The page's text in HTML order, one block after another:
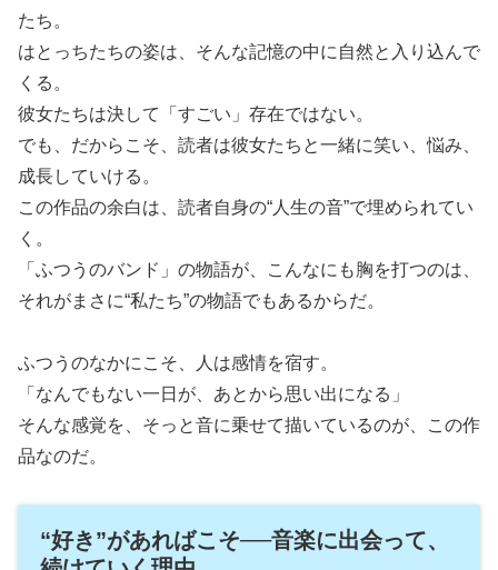
たち。
はとっちたちの姿は、そんな記憶の中に自然と入り込んで
くる。
彼女たちは決して「すごい」存在ではない。
でも、だからこそ、読者は彼女たちと一緒に笑い、悩み、
成長していける。
この作品の余白は、読者自身の“人生の音”で埋められてい
く。
「ふつうのバンド」の物語が、こんなにも胸を打つのは、
それがまさに“私たち”の物語でもあるからだ。
ふつうのなかにこそ、人は感情を宿す。
「なんでもない一日が、あとから思い出になる」
そんな感覚を、そっと音に乗せて描いているのが、この作
品なのだ。
“好き”があればこそ──音楽に出会って、